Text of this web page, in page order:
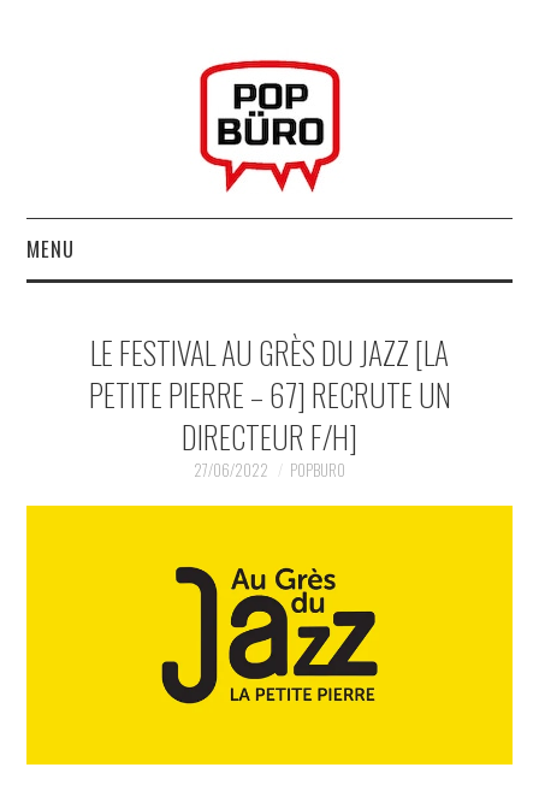
MENU
MUSIQUESACTUELLES.NET
GABBA GABBA HEY !
LE FESTIVAL AU GRÈS DU JAZZ [LA
PETITE PIERRE – 67] RECRUTE UN
DIRECTEUR F/H]
27/06/2022 POPBURO